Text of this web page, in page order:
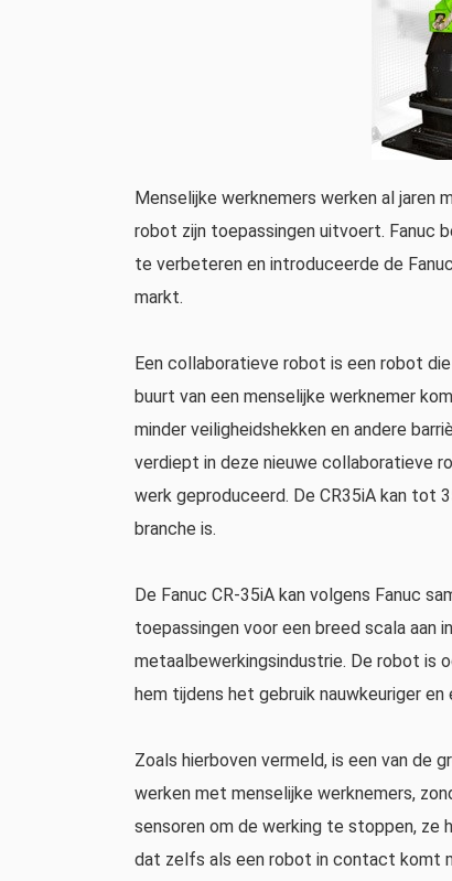
Menselijke werknemers werken al jaren
robot zijn toepassingen uitvoert. Fanuc
te verbeteren en introduceerde de
markt.
Een collaboratieve robot is een robot
buurt van een menselijke werknemer
minder veiligheidshekken en andere
verdiept in deze nieuwe collaboratieve
werk geproduceerd. De CR35iA kan tot
branche is.
De Fanuc CR-35iA kan volgens Fanuc
toepassingen voor een breed scala aan
metaalbewerkingsindustrie. De robot is
hem tijdens het gebruik nauwkeuriger
Zoals hierboven vermeld, is een van de
werken met menselijke werknemers,
sensoren om de werking te stoppen, ze
dat zelfs als een robot in contact komt